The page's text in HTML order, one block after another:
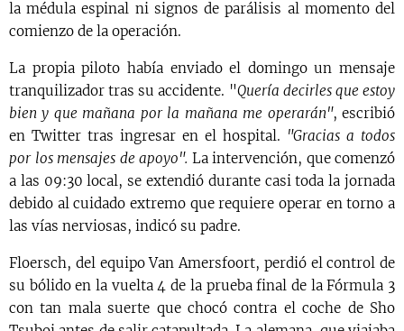
la médula espinal ni signos de parálisis al momento del
comienzo de la operación.
La propia piloto había enviado el domingo un mensaje
tranquilizador tras su accidente. "Quería decirles que estoy
bien y que mañana por la mañana me operarán", escribió
en Twitter tras ingresar en el hospital. "Gracias a todos
por los mensajes de apoyo". La intervención, que comenzó
a las 09:30 local, se extendió durante casi toda la jornada
debido al cuidado extremo que requiere operar en torno a
las vías nerviosas, indicó su padre.
Floersch, del equipo Van Amersfoort, perdió el control de
su bólido en la vuelta 4 de la prueba final de la Fórmula 3
con tan mala suerte que chocó contra el coche de Sho